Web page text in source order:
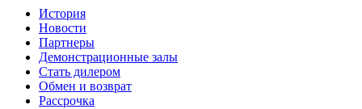
История
Новости
Партнеры
Демонстрационные залы
Стать дилером
Обмен и возврат
Рассрочка